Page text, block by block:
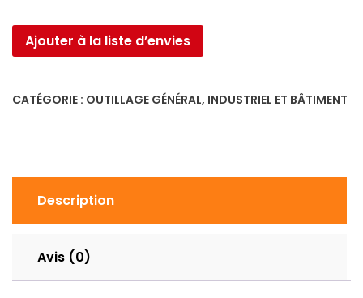
de
cale
Ajouter à la liste d’envies
CATÉGORIE : OUTILLAGE GÉNÉRAL, INDUSTRIEL ET BÂTIMENT
Description
Avis (0)